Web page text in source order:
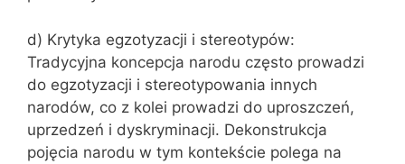
d) Krytyka egzotyzacji i stereotypów:
Tradycyjna koncepcja narodu często prowadzi
do egzotyzacji i stereotypowania innych
narodów, co z kolei prowadzi do uproszczeń,
uprzedzeń i dyskryminacji. Dekonstrukcja
pojęcia narodu w tym kontekście polega na